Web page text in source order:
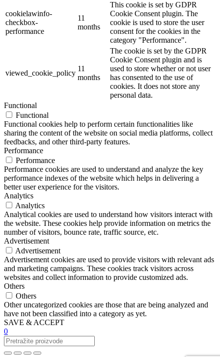
cookielawinfo-
checkbox-
performance
11
months
This cookie is set by GDPR
Cookie Consent plugin. The
cookie is used to store the user
consent for the cookies in the
category "Performance".
viewed_cookie_policy
11
months
The cookie is set by the GDPR
Cookie Consent plugin and is
used to store whether or not user
has consented to the use of
cookies. It does not store any
personal data.
Functional
Functional
Functional cookies help to perform certain functionalities like
sharing the content of the website on social media platforms, collect
feedbacks, and other third-party features.
Performance
Performance
Performance cookies are used to understand and analyze the key
performance indexes of the website which helps in delivering a
better user experience for the visitors.
Analytics
Analytics
Analytical cookies are used to understand how visitors interact with
the website. These cookies help provide information on metrics the
number of visitors, bounce rate, traffic source, etc.
Advertisement
Advertisement
Advertisement cookies are used to provide visitors with relevant ads
and marketing campaigns. These cookies track visitors across
websites and collect information to provide customized ads.
Others
Others
Other uncategorized cookies are those that are being analyzed and
have not been classified into a category as yet.
SAVE & ACCEPT
0